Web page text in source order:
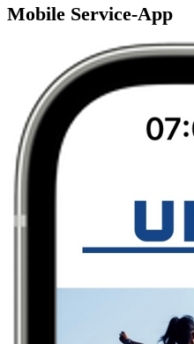
Mobile Service-App